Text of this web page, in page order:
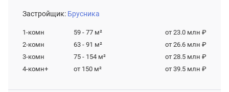
Застройщик: Брусника
1-комн 59 - 77 м²
от 23.0 млн ₽
2-комн
63 - 91 м²
от 26.6 млн ₽
3-комн
75 - 154 м²
от 28.5 млн ₽
4-комн+
от 150 м² от 39.5 млн ₽